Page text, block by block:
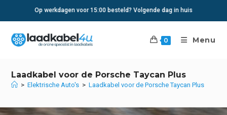
Op werkdagen voor 15:00 besteld? Volgende dag in huis
0 Menu
Laadkabel voor de Porsche Taycan Plus
> Elektrische Auto's > Laadkabel voor de Porsche Taycan Plus